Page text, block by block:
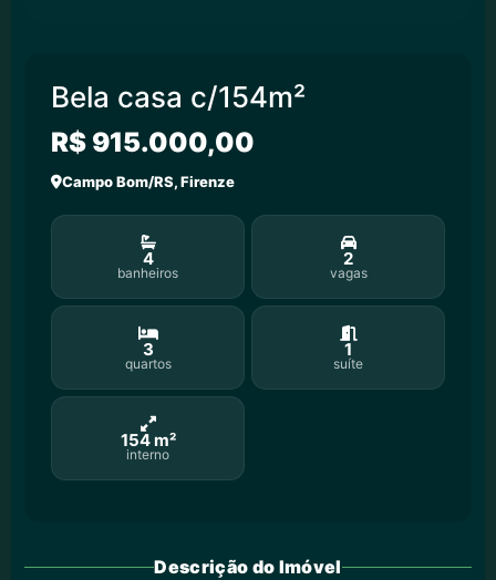
Bela casa c/154m²
R$ 915.000,00
Campo Bom/RS, Firenze
4
banheiros
2
vagas
3
quartos
1
suíte
154 m²
interno
Descrição do Imóvel